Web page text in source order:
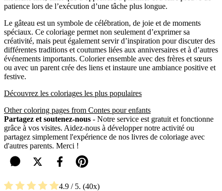
patience lors de l’exécution d’une tâche plus longue.
Le gâteau est un symbole de célébration, de joie et de moments
spéciaux. Ce coloriage permet non seulement d’exprimer sa
créativité, mais peut également servir d’inspiration pour discuter des
différentes traditions et coutumes liées aux anniversaires et à d’autres
événements importants. Colorier ensemble avec des frères et sœurs
ou avec un parent crée des liens et instaure une ambiance positive et
festive.
Découvrez les coloriages les plus populaires
Other coloring pages from Contes pour enfants
Partagez et soutenez-nous - Notre service est gratuit et fonctionne
grâce à vos visites. Aidez-nous à développer notre activité ou
partagez simplement l'expérience de nos livres de coloriage avec
d'autres parents. Merci !
4.9 / 5. 40